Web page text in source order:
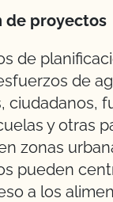
de proyectos
de
de
ciudadanos,
y otras
zonas
pueden
a los